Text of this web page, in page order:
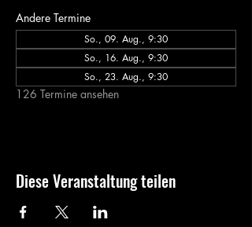
Andere Termine
So., 09. Aug., 9:30
So., 16. Aug., 9:30
So., 23. Aug., 9:30
126 Termine ansehen
Diese Veranstaltung teilen